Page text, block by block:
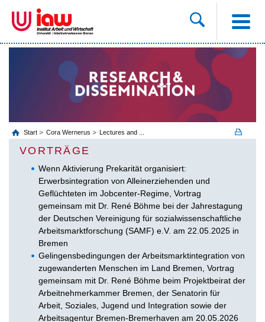
Start Cora Wernerus Lectures and ...
VORTRÄGE
Wenn Aktivierung Prekarität organisiert:
Erwerbsintegration von Alleinerziehenden und
Geflüchteten im Jobcenter-Regime, Vortrag
gemeinsam mit Dr. René Böhme bei der Jahrestagung
der Deutschen Vereinigung für sozialwissenschaftliche
Arbeitsmarktforschung (SAMF) e.V. am 22.05.2025 in
Bremen
Gelingensbedingungen der Arbeitsmarktintegration von
zugewanderten Menschen im Land Bremen, Vortrag
gemeinsam mit Dr. René Böhme beim Projektbeirat der
Arbeitnehmerkammer Bremen, der Senatorin für
Arbeit, Soziales, Jugend und Integration sowie der
Arbeitsagentur Bremen-Bremerhaven am 20.05.2026